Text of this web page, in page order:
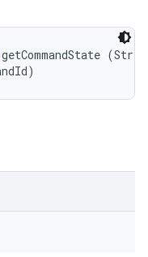
getCommandState